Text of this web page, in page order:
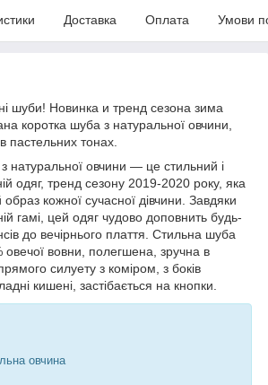
Доставка Оплата Умови
шуби! Новинка и тренд сезона зима
коротка шуба з натуральної овчини,
пастельних тонах.
натуральної овчини — це стильний і
одяг, тренд сезону 2019-2020 року, яка
кожної сучасної дівчини. Завдяки
гамі, цей одяг чудово доповнить будь-
до вечірнього плаття. Стильна шуба
овечої вовни, полегшена, зручна в
силуету з коміром, з боків
кишені, застібається на кнопки.
овчина